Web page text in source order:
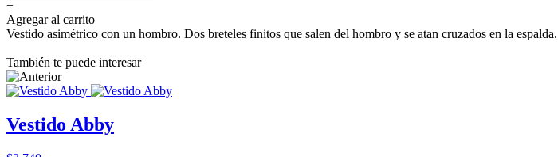
+
Agregar al carrito
Vestido asimétrico con un hombro. Dos breteles finitos que salen del hombro y se atan cruzados en la espalda.
También te puede interesar
Vestido Abby